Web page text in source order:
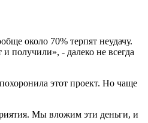
около 70% терпят неудачу.
получили», - далеко не всегда
этот проект. Но чаще
Мы вложим эти деньги, и